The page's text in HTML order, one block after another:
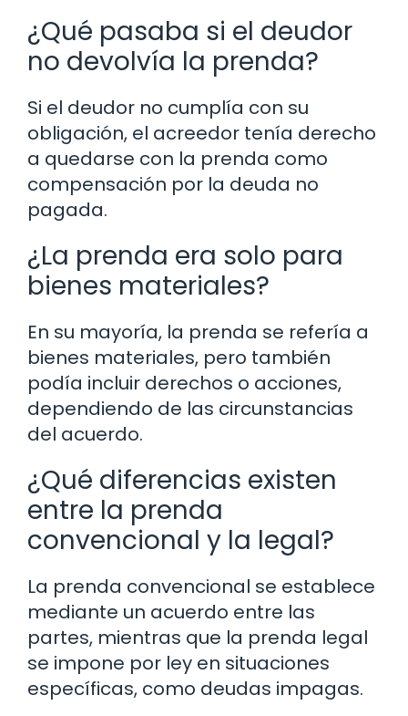
¿Qué pasaba si el deudor
no devolvía la prenda?
Si el deudor no cumplía con su
obligación, el acreedor tenía derecho
a quedarse con la prenda como
compensación por la deuda no
pagada.
¿La prenda era solo para
bienes materiales?
En su mayoría, la prenda se refería a
bienes materiales, pero también
podía incluir derechos o acciones,
dependiendo de las circunstancias
del acuerdo.
¿Qué diferencias existen
entre la prenda
convencional y la legal?
La prenda convencional se establece
mediante un acuerdo entre las
partes, mientras que la prenda legal
se impone por ley en situaciones
específicas, como deudas impagas.